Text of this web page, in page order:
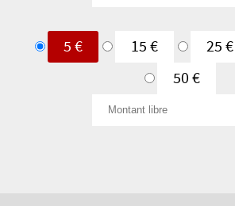
donne
5 € 15 € 25 €
50 €